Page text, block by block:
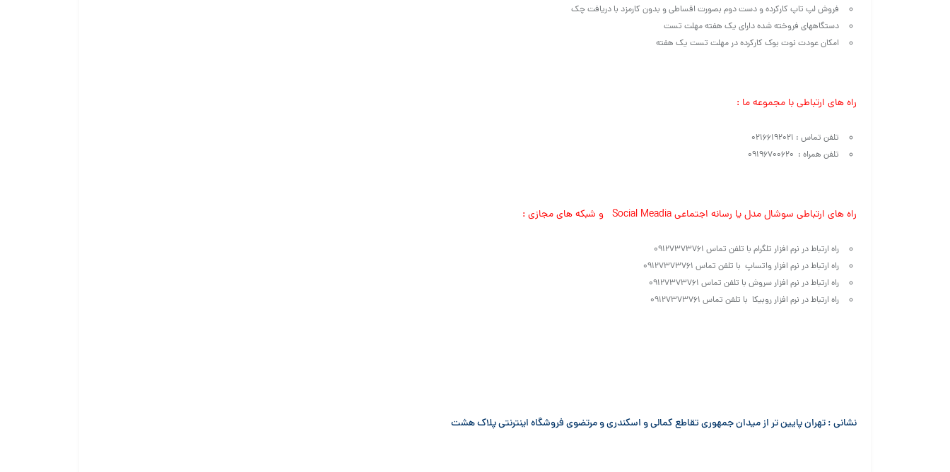
فروش لپ تاپ کارکرده و دست دوم بصورت اقساطی و بدون کارمزد با دریافت چک
دستگاههای فروخته شده دارای یک هفته مهلت تست
امکان عودت نوت بوک کارکرده در مهلت تست یک هفته
راه های ارتباطی با مجموعه ما :
تلفن تماس : ۰۲۱۶۶۱۹۲۰۲۱
تلفن همراه : ۰۹۱۹۶۷۰۰۶۲۰
راه های ارتباطی سوشال مدل یا رسانه اجتماعی Social Meadia و شبکه های مجازی :
راه ارتباط در نرم افزار تلگرام با تلفن تماس ۰۹۱۲۷۳۷۳۷۶۱
راه ارتباط در نرم افزار واتساپ با تلفن تماس ۰۹۱۲۷۳۷۳۷۶۱
راه ارتباط در نرم افزار سروش با تلفن تماس ۰۹۱۲۷۳۷۳۷۶۱
راه ارتباط در نرم افزار روبیکا با تلفن تماس ۰۹۱۲۷۳۷۳۷۶۱
نشانی : تهران پایین تر از میدان جمهوری تقاطع کمالی و اسکندری و مرتضوی فروشگاه اینترنتی پلاک هشت